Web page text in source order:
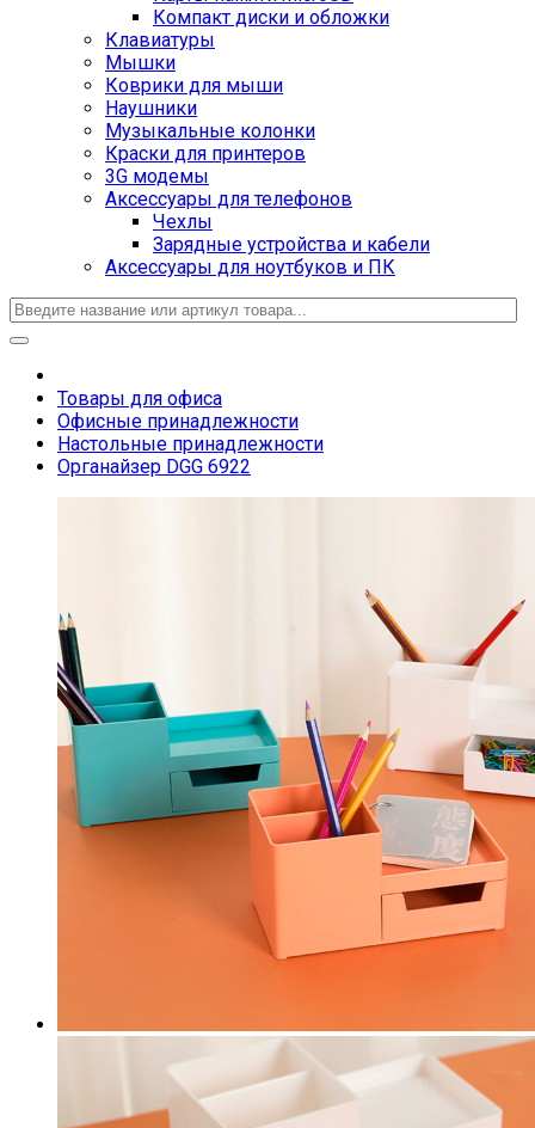
Компакт диски и обложки
Клавиатуры
Мышки
Коврики для мыши
Наушники
Музыкальные колонки
Краски для принтеров
3G модемы
Аксессуары для телефонов
Чехлы
Зарядные устройства и кабели
Аксессуары для ноутбуков и ПК
Товары для офиса
Офисные принадлежности
Настольные принадлежности
Органайзер DGG 6922